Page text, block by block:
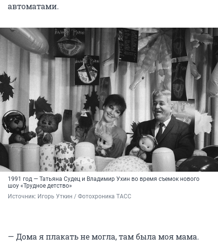
автоматами.
1991 год — Татьяна Судец и Владимир Ухин во время съемок нового
шоу «Трудное детство»
Источник: Игорь Уткин / Фотохроника ТАСС
— Дома я плакать не могла, там была моя мама.